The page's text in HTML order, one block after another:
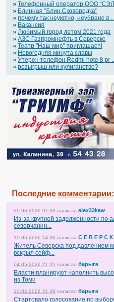
» Телефонный оператор OOO
» Блинная "Блин.Сковородка"
» почему так неуютно, неубрано в
» Вакансия
» Любимый город летом 2021 года
» АЗС Газпромнефть в Северске
» Театр "Наш мир" приглашает!
» Новогодняя минута славы
» Утерен телефон Redmi note 8 pr
» розыгрыш или хулиганство?
Последние комментарии:
20.06.2026 07:33 написал alex33kaw
Из-за крупной задолженности по
северчанин...
19.05.2026 14:30 написал С Е В Е Р С К
Житель Северска под давлением
вскрыл сейф...
04.05.2026 21:25 написал барыга
Власти планируют наполнить
из Томи
23.04.2026 21:39 написал барыга
Стартовало голосование по